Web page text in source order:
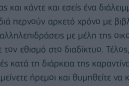
και κάντε και εσείς ένα
περνούν αρκετό χρόνο με
με μέλη της
τον εθισμό στο διαδίκτυο.
κατά τη διάρκεια της
ήρεμοι και θυμηθείτε να